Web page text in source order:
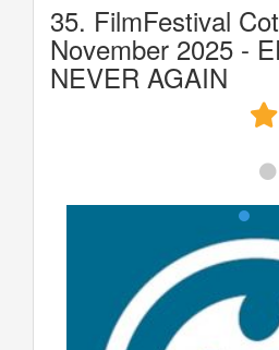
35. FilmFestival
November 2025 -
NEVER AGAIN